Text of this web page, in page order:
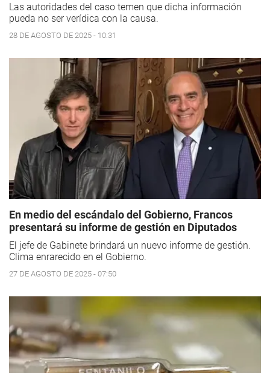
Las autoridades del caso temen que dicha información
pueda no ser verídica con la causa.
28 DE AGOSTO DE 2025 - 10:31
En medio del escándalo del Gobierno, Francos
presentará su informe de gestión en Diputados
El jefe de Gabinete brindará un nuevo informe de gestión.
Clima enrarecido en el Gobierno.
27 DE AGOSTO DE 2025 - 07:50